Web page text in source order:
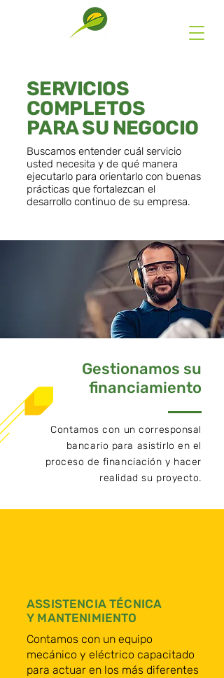
SERVICIOS
COMPLETOS
PARA SU NEGOCIO
Buscamos entender cuál servicio
usted necesita y de qué manera
ejecutarlo para orientarlo con buenas
prácticas que fortalezcan el
desarrollo continuo de su empresa.
Gestionamos su
financiamiento
Contamos con un corresponsal
bancario para asistirlo en el
proceso de financiación y hacer
realidad su proyecto.
ASSISTENCIA TÉCNICA
Y MANTENIMIENTO
Contamos con un equipo
mecánico y eléctrico capacitado
para actuar en los más diferentes